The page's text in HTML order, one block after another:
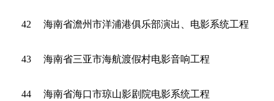
42 海南省澹州市洋浦港俱乐部演出、电影系统工程
43 海南省三亚市海航渡假村电影音响工程
44 海南省海口市琼山影剧院电影系统工程